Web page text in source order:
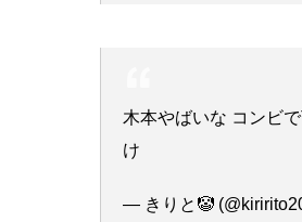
木本やばいな コンビ
け
— きりと🤡